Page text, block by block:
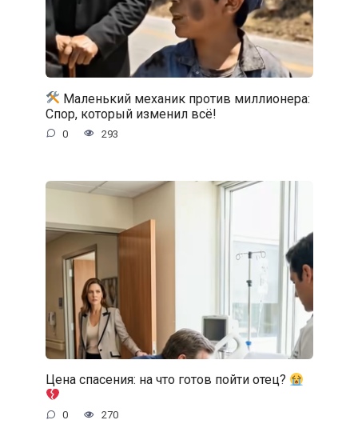
Маленький механик против миллионера:
Спор, который изменил всё!
0 293
Цена спасения: на что готов пойти отец?
0 270